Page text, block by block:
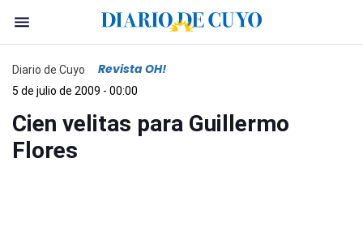
Diario de Cuyo Revista OH!
5 de julio de 2009 - 00:00
Cien velitas para Guillermo
Flores